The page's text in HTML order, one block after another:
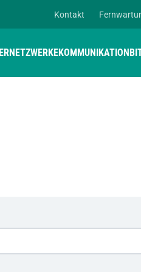
Kontakt
NETZWERKEKOMMUNIKATION